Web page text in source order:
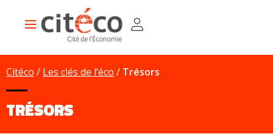
Main
Citéco Les clés de l’éco Trésors
TRÉSORS
Panneau de gestion des cookies